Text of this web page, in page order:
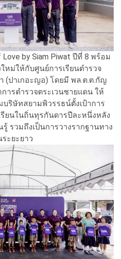
by Siam Piwat ปีที่ 8 พร้อม
หม่ให้กับศูนย์การเรียนตำรวจ
(ปาเกอะญอ) โดยมี พล.ต.ต.กัญ
ารตำรวจตระเวนชายแดน ให้
บริษัทสยามพิวรรธน์ตั้งเป้าการ
ยนในถิ่นทุรกันดารปีละหนึ่งหลัง
รู้ รวมถึงเป็นการวางรากฐานทาง
ะยะยาว